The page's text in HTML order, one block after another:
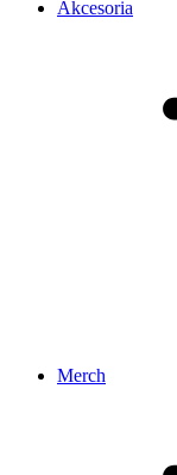
Akcesoria
Merch